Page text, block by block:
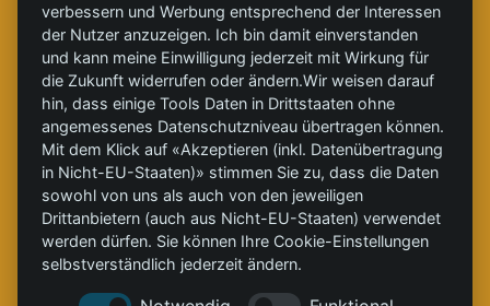
» Folgen Sie uns auf LinkedIn
» Folgen Sie uns auf YouTube
Partner: CleanTech zur Dekarbonisierung.
» Schlagworte
# ClinXWOOD , # ClinXHEAT GrüneWärme
Energieautarkie , # Holzenergie , # Greenwashing
#
Dekarbonisierung
verbessern und Werbung entsprechend der Interessen
der Nutzer anzuzeigen. Ich bin damit einverstanden
und kann meine Einwilligung jederzeit mit Wirkung für
die Zukunft widerrufen oder ändern.Wir weisen darauf
hin, dass einige Tools Daten in Drittstaaten ohne
angemessenes Datenschutzniveau übertragen können.
Mit dem Klick auf «Akzeptieren (inkl. Datenübertragung
in Nicht-EU-Staaten)» stimmen Sie zu, dass die Daten
sowohl von uns als auch von den jeweiligen
Drittanbietern (auch aus Nicht-EU-Staaten) verwendet
werden dürfen. Sie können Ihre Cookie-Einstellungen
selbstverständlich jederzeit ändern.